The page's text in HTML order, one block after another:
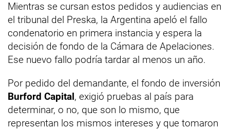
Mientras se cursan estos pedidos y audiencias en
el tribunal del Preska, la Argentina apeló el fallo
condenatorio en primera instancia y espera la
decisión de fondo de la Cámara de Apelaciones.
Ese nuevo fallo podría tardar al menos un año.
Por pedido del demandante, el fondo de inversión
Burford Capital, exigió pruebas al país para
determinar, o no, que son lo mismo, que
representan los mismos intereses y que tomaron